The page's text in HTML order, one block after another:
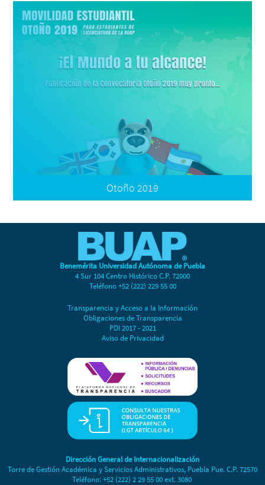
Términos de Participación
Oferta Nacional
Formatos
Documentos de tu Expediente
Resultados - Reubicados
Listado de Plazas Reubicación
Convocatoria Clásica
Convocatoria de Excelencia
Términos de Participación
Oferta Internacional
Oferta Reubicación - Nacional e Internacional
Plataforma de Movilidad
Otoño 2019
Benemérita Universidad Autónoma de Puebla
4 Sur 104 Centro Histórico C.P. 72000
Teléfono +52 (222) 229 55 00
Transparencia y Acceso a la Información
Obligaciones de Transparencia
PDI 2017 - 2021
Aviso de Privacidad
Dirección General de Internacionalización
Torre de Gestión Académica y Servicios Administrativos, Puebla Pue. C.P. 72570
Teléfono: +52 (222) 2 29 55 00 ext. 3080